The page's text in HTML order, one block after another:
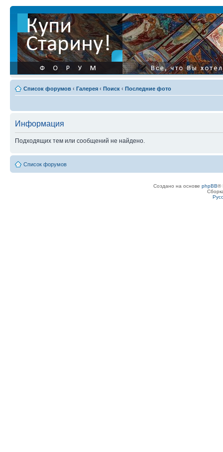
Список форумов ‹ Галерея ‹ Поиск ‹ Последние фото
Информация
Подходящих тем или сообщений не найдено.
Список форумов
Создано на основе phpBB®